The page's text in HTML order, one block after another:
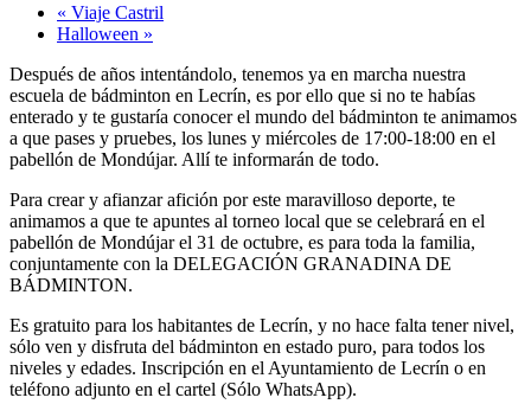
« Viaje Castril
Halloween »
Después de años intentándolo, tenemos ya en marcha nuestra
escuela de bádminton en Lecrín, es por ello que si no te habías
enterado y te gustaría conocer el mundo del bádminton te animamos
a que pases y pruebes, los lunes y miércoles de 17:00-18:00 en el
pabellón de Mondújar. Allí te informarán de todo.
Para crear y afianzar afición por este maravilloso deporte, te
animamos a que te apuntes al torneo local que se celebrará en el
pabellón de Mondújar el 31 de octubre, es para toda la familia,
conjuntamente con la DELEGACIÓN GRANADINA DE
BÁDMINTON.
Es gratuito para los habitantes de Lecrín, y no hace falta tener nivel,
sólo ven y disfruta del bádminton en estado puro, para todos los
niveles y edades. Inscripción en el Ayuntamiento de Lecrín o en
teléfono adjunto en el cartel (Sólo WhatsApp).